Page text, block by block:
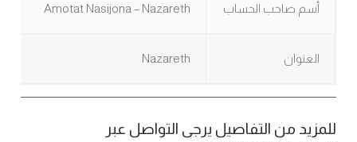
أسم صاحب الحساب Amotat Nasijona – Nazareth
العنوان Nazareth
للمزيد من التفاصيل يرجى التواصل عبر